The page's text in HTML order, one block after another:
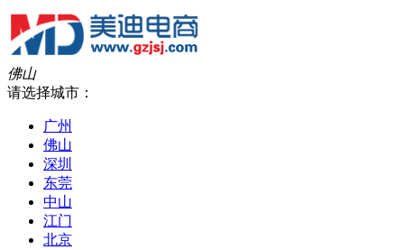
佛山
请选择城市：
广州
佛山
深圳
东莞
中山
江门
北京